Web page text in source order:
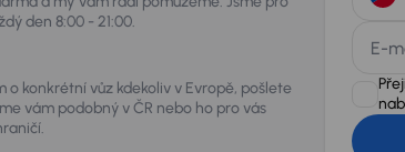
den 8:00 - 21:00.
o konkrétní vůz kdekoliv v Evropě, pošlete
vám podobný v ČR nebo ho pro vás
E-